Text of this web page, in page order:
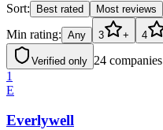
Sort: Best rated Most reviews
Min rating: Any 3 + 4
Verified only 24 companies
1
E
Everlywell